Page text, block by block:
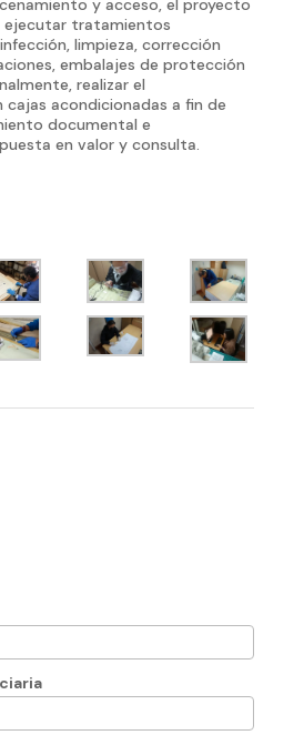
y acceso, el proyecto
tratamientos
limpieza, corrección
embalajes de protección
realizar el
cajas acondicionadas a fin de
documental e
en valor y consulta.